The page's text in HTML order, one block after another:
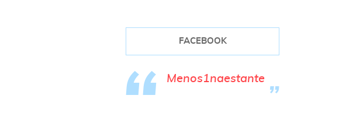
FACEBOOK
Menos1naestante